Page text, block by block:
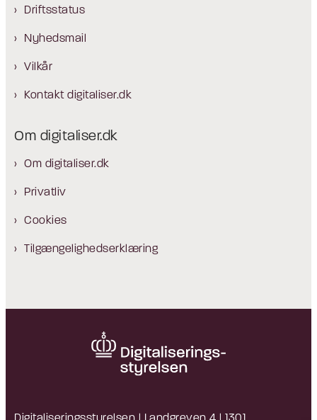
Driftsstatus
Nyhedsmail
Vilkår
Kontakt digitaliser.dk
Om digitaliser.dk
Om digitaliser.dk
Privatliv
Cookies
Tilgængelighedserklæring